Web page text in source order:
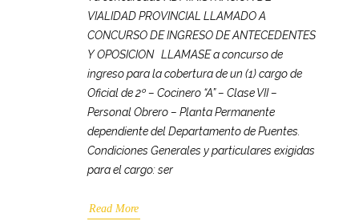
VIALIDAD PROVINCIAL LLAMADO A
CONCURSO DE INGRESO DE ANTECEDENTES
Y OPOSICION LLAMASE a concurso de
ingreso para la cobertura de un (1) cargo de
Oficial de 2º – Cocinero “A” – Clase VII –
Personal Obrero – Planta Permanente
dependiente del Departamento de Puentes.
Condiciones Generales y particulares exigidas
para el cargo: ser
Read More